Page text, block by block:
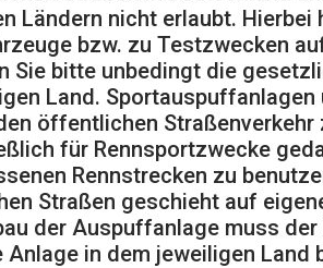
Ländern nicht erlaubt. Hierbei
bzw. zu Testzwecken
Sie bitte unbedingt die
Land. Sportauspuffanlagen
öffentlichen Straßenverkehr
für Rennsportzwecke
Rennstrecken zu
Straßen geschieht auf
der Auspuffanlage muss
Anlage in dem jeweiligen Land